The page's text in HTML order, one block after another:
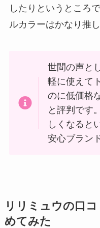
したりというところ
ルカラーはかなり推
世間の声と
軽に使えて
のに低価格
と評判です
しくなると
安心ブラン
リリミュウの口
めてみた